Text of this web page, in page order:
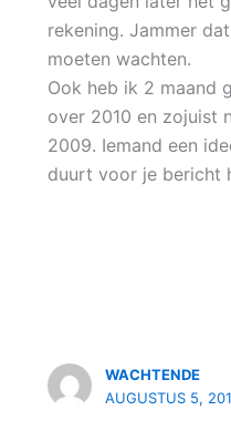
rekening. Jammer
moeten wachten.
Ook heb ik 2 maand
over 2010 en zojuist
2009. Iemand een
duurt voor je bericht
WACHTENDE
AUGUSTUS 5,